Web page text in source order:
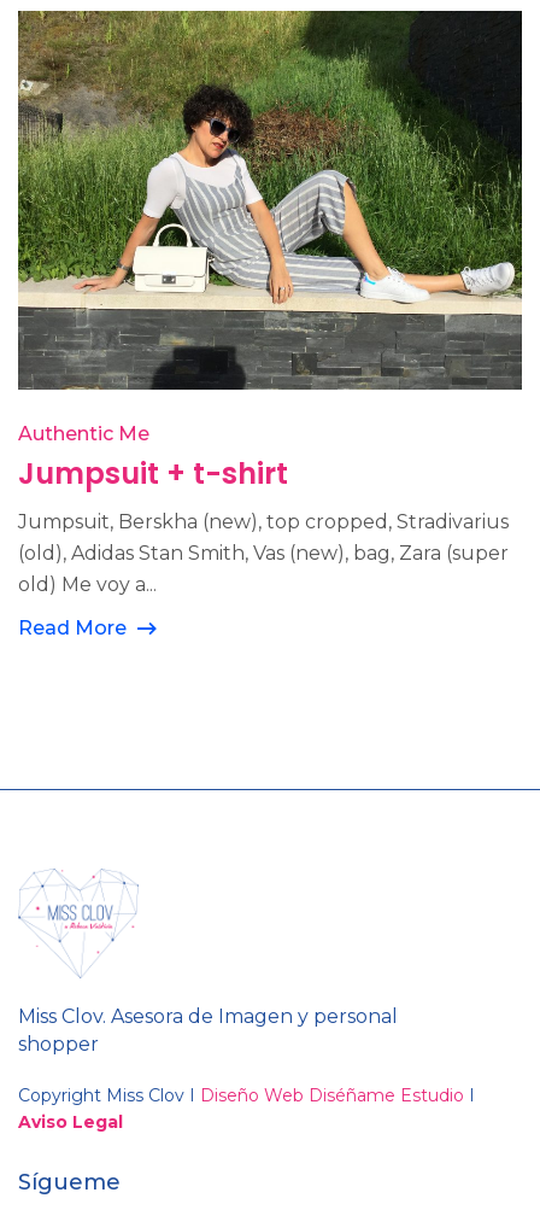
Authentic Me
Jumpsuit + t-shirt
Jumpsuit, Berskha (new), top cropped, Stradivarius
(old), Adidas Stan Smith, Vas (new), bag, Zara (super
old) Me voy a...
Read More
Miss Clov. Asesora de Imagen y personal
shopper
Copyright Miss Clov I Diseño Web Diséñame Estudio
Aviso Legal
Sígueme